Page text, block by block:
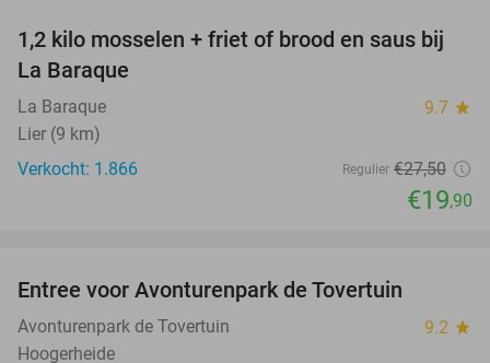
28%
1,2 kilo mosselen + friet of brood en saus bij
La Baraque
La Baraque 9.7 star
Lier (9 km)
Verkocht: 1.866
Regulier €27,50
€19,90
Entree voor Avonturenpark de Tovertuin
Avonturenpark de Tovertuin 9.2 star
Hoogerheide